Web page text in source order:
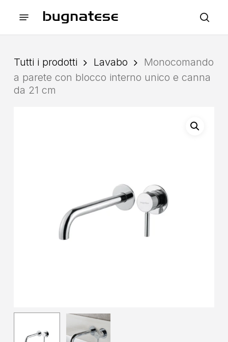
Menu
Tutti i prodotti Lavabo
Monocomando
a parete con blocco interno unico e canna
da 21 cm